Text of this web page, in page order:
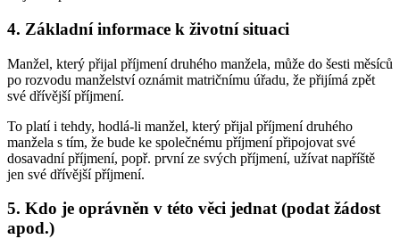
4. Základní informace k životní situaci
Manžel, který přijal příjmení druhého manžela, může do šesti měsíců
po rozvodu manželství oznámit matričnímu úřadu, že přijímá zpět
své dřívější příjmení.
To platí i tehdy, hodlá-li manžel, který přijal příjmení druhého
manžela s tím, že bude ke společnému příjmení připojovat své
dosavadní příjmení, popř. první ze svých příjmení, užívat napříště
jen své dřívější příjmení.
5. Kdo je oprávněn v této věci jednat (podat žádost
apod.)